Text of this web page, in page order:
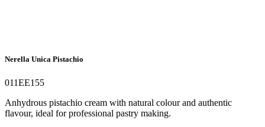
Nerella Unica Pistachio
011EE155
Anhydrous pistachio cream with natural colour and authentic
flavour, ideal for professional pastry making.